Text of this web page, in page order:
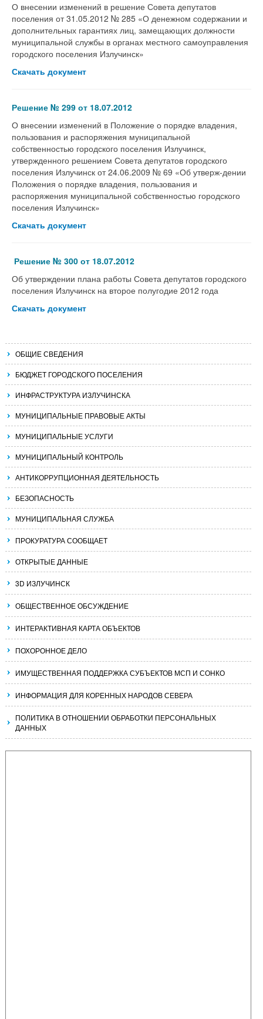
О внесении изменений в решение Совета депутатов
поселения от 31.05.2012 № 285 «О денежном содержании и
дополнительных гарантиях лиц, замещающих должности
муниципальной службы в органах местного самоуправления
городского поселения Излучинск»
Скачать документ
Решение № 299 от 18.07.2012
О внесении изменений в Положение о порядке владения,
пользования и распоряжения муниципальной
собственностью городского поселения Излучинск,
утвержденного решением Совета депутатов городского
поселения Излучинск от 24.06.2009 № 69 «Об утверж-дении
Положения о порядке владения, пользования и
распоряжения муниципальной собственностью городского
поселения Излучинск»
Скачать документ
Решение № 300 от 18.07.2012
Об утверждении плана работы Совета депутатов городского
поселения Излучинск на второе полугодие 2012 года
Скачать документ
ОБЩИЕ СВЕДЕНИЯ
БЮДЖЕТ ГОРОДСКОГО ПОСЕЛЕНИЯ
ИНФРАСТРУКТУРА ИЗЛУЧИНСКА
МУНИЦИПАЛЬНЫЕ ПРАВОВЫЕ АКТЫ
МУНИЦИПАЛЬНЫЕ УСЛУГИ
МУНИЦИПАЛЬНЫЙ КОНТРОЛЬ
АНТИКОРРУПЦИОННАЯ ДЕЯТЕЛЬНОСТЬ
БЕЗОПАСНОСТЬ
МУНИЦИПАЛЬНАЯ СЛУЖБА
ПРОКУРАТУРА СООБЩАЕТ
ОТКРЫТЫЕ ДАННЫЕ
3D ИЗЛУЧИНСК
ОБЩЕСТВЕННОЕ ОБСУЖДЕНИЕ
ИНТЕРАКТИВНАЯ КАРТА ОБЪЕКТОВ
ПОХОРОННОЕ ДЕЛО
ИМУЩЕСТВЕННАЯ ПОДДЕРЖКА СУБЪЕКТОВ МСП И СОНКО
ИНФОРМАЦИЯ ДЛЯ КОРЕННЫХ НАРОДОВ СЕВЕРА
ПОЛИТИКА В ОТНОШЕНИИ ОБРАБОТКИ ПЕРСОНАЛЬНЫХ
ДАННЫХ